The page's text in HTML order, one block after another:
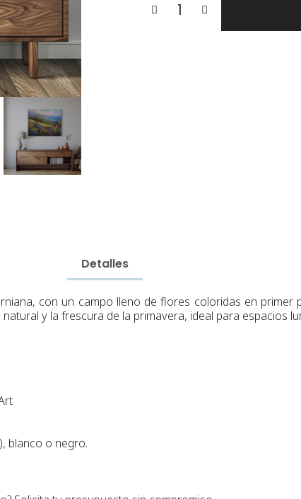
Detalles
con un campo lleno de flores coloridas en
y la frescura de la primavera, ideal para espacios
blanco o negro.